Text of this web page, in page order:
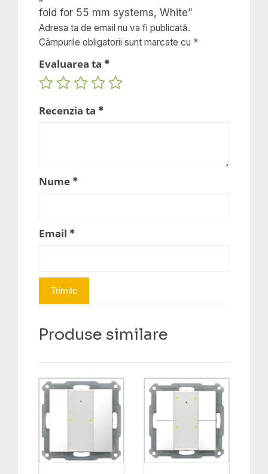
systems,
White
fold for 55 mm systems, White”
Adresa ta de email nu va fi publicată.
Câmpurile obligatorii sunt marcate cu *
Evaluarea ta *
Recenzia ta *
Nume *
Email *
Produse similare